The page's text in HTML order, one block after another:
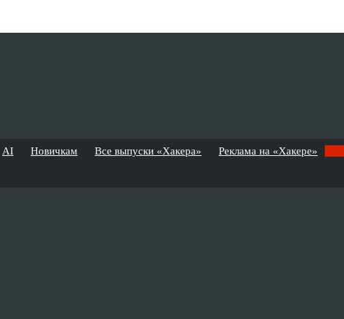
AI Новичкам Все выпуски «Хакера» Реклама на «Хакере»